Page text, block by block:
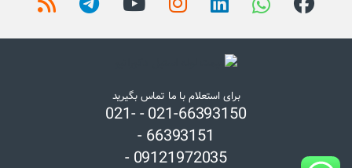
برای استعلام با ما تماس بگیرید
021-66393150 - 021-
66393151 -
09121972035 -